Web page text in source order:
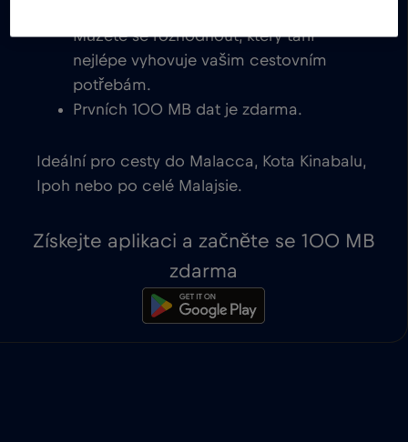
Můžete se rozhodnout, který tarif
nejlépe vyhovuje vašim cestovním
potřebám.
Prvních 100 MB dat je zdarma.
Ideální pro cesty do Malacca, Kota Kinabalu,
Ipoh nebo po celé Malajsie.
Získejte aplikaci a začněte se 100 MB
zdarma